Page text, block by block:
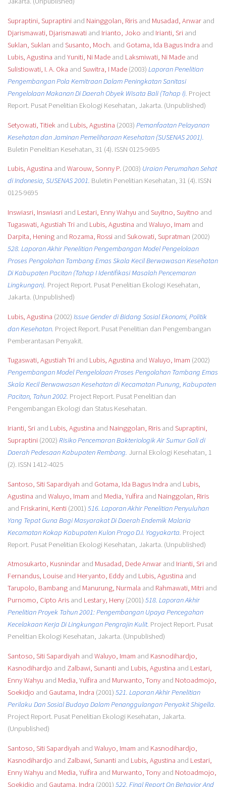
Supraptini, Supraptiniand Nainggolan, Ririsand Musadad, Anwarand
Djarismawati, Djarismawatiand Irianto, Joko and Irianti, Sriand
Suklan, Suklan and Susanto, Moch.and Gotama, Ida Bagus Indra and
Lubis, Agustina and Yuniti, Ni Madeand Laksmiwati, Ni Madeand
Sulistiowati, I. A. Oka and Suwitra, I Made(2003) Laporan Penelitian
Pengembangan Pola Kemitraan Dalam Peningkatan Sanitasi
Pengelolaan Makanan Di Daerah Obyek Wisata Bali (Tahap I). Project
Report. Pusat Penelitian Ekologi Kesehatan, Jakarta. (Unpublished)
Setyowati, Titiekand Lubis, Agustina (2003) Pemanfaatan Pelayanan
Kesehatan dan Jaminan Pemeliharaan Kesehatan (SUSENAS 2001).
Buletin Penelitian Kesehatan, 31 (4). ISSN 0125-9695
Lubis, Agustina and Warouw, Sonny P.(2003) Uraian Perumahan Sehat
di Indonesia, SUSENAS 2001. Buletin Penelitian Kesehatan, 31 (4). ISSN
0125-9695
Inswiasri, Inswiasriand Lestari, Enny Wahyu and Suyitno, Suyitno and
Tugaswati, Agustiah Triand Lubis, Agustina and Waluyo, Imam and
Darpita, Heningand Rozama, Rossiand Sukowati, Supratman (2002)
528. Laporan Akhir Penelitian Pengembangan Model Pengelolaan
Proses Pengolahan Tambang Emas Skala Kecil Berwawasan Kesehatan
Di Kabupaten Pacitan (Tahap I Identifikasi Masalah Pencemaran
Lingkungan). Project Report. Pusat Penelitian Ekologi Kesehatan,
Jakarta. (Unpublished)
Lubis, Agustina (2002) Issue Gender di Bidang Sosial Ekonomi, Politik
dan Kesehatan. Project Report. Pusat Penelitian dan Pengembangan
Pemberantasan Penyakit.
Tugaswati, Agustiah Triand Lubis, Agustina and Waluyo, Imam (2002)
Pengembangan Model Pengelolaan Proses Pengolahan Tambang Emas
Skala Kecil Berwawasan Kesehatan di Kecamatan Punung, Kabupaten
Pacitan, Tahun 2002. Project Report. Pusat Penelitian dan
Pengembangan Ekologi dan Status Kesehatan.
Irianti, Sriand Lubis, Agustina and Nainggolan, Ririsand Supraptini,
Supraptini(2002) Risiko Pencemaran Bakteriologik Air Sumur Gali di
Daerah Pedesaan Kabupaten Rembang. Jurnal Ekologi Kesehatan, 1
(2). ISSN 1412-4025
Santoso, Siti Sapardiyah and Gotama, Ida Bagus Indra and Lubis,
Agustina and Waluyo, Imam and Media, Yulfira and Nainggolan, Riris
and Friskarini, Kenti(2001) 516. Laporan Akhir Penelitian Penyuluhan
Yang Tepat Guna Bagi Masyarakat Di Daerah Endemik Malaria
Kecamatan Kokap Kabupaten Kulon Progo D.I. Yogyakarta. Project
Report. Pusat Penelitian Ekologi Kesehatan, Jakarta. (Unpublished)
Atmosukarto, Kusnindarand Musadad, Dede Anwarand Irianti, Sriand
Fernandus, Louiseand Heryanto, Eddyand Lubis, Agustina and
Tarupolo, Bambangand Manurung, Nurmala and Rahmawati, Mitriand
Purnomo, Cipto Arisand Lestary, Heny(2001) 518. Laporan Akhir
Penelitian Proyek Tahun 2001: Pengembangan Upaya Pencegahan
Kecelakaan Kerja Di Lingkungan Pengrajin Kulit. Project Report. Pusat
Penelitian Ekologi Kesehatan, Jakarta. (Unpublished)
Santoso, Siti Sapardiyah and Waluyo, Imam and Kasnodihardjo,
Kasnodihardjo and Zalbawi, Sunantiand Lubis, Agustina and Lestari,
Enny Wahyu and Media, Yulfira and Murwanto, Tonyand Notoadmojo,
Soekidjo and Gautama, Indra (2001) 521. Laporan Akhir Penelitian
Perilaku Dan Sosial Budaya Dalam Penanggulangan Penyakit Shigella.
Project Report. Pusat Penelitian Ekologi Kesehatan, Jakarta.
(Unpublished)
Santoso, Siti Sapardiyah and Waluyo, Imam and Kasnodihardjo,
Kasnodihardjo and Zalbawi, Sunantiand Lubis, Agustina and Lestari,
Enny Wahyu and Media, Yulfira and Murwanto, Tonyand Notoadmojo,
Soekidjo and Gautama, Indra (2001) 522. Final Report On Behavior And